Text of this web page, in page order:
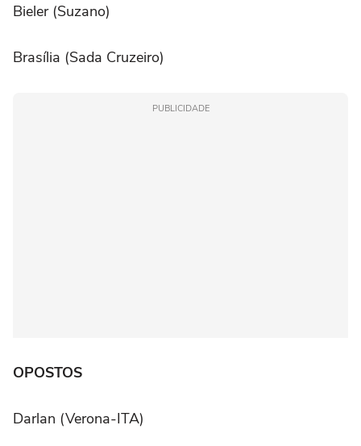
Bieler (Suzano)
Brasília (Sada Cruzeiro)
PUBLICIDADE
OPOSTOS
Darlan (Verona-ITA)